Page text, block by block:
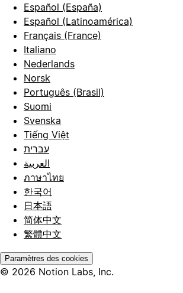
Español (España)
Español (Latinoamérica)
Français (France)
Italiano
Nederlands
Norsk
Português (Brasil)
Suomi
Svenska
Tiếng Việt
עברית
العربية
ภาษาไทย
한국어
日本語
简体中文
繁體中文
Paramètres des cookies
© 2026 Notion Labs, Inc.